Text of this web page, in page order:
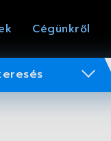
Cégünkről